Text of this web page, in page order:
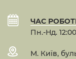
ЧАС
Пн.-Нд.
М. Київ,